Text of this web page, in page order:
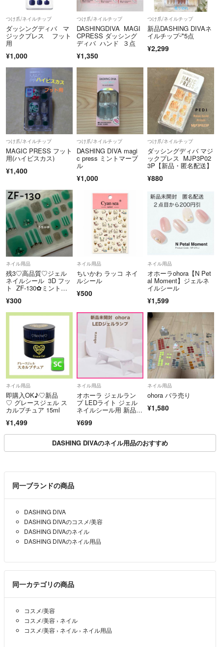
つけ爪/ネイルチップ
ダッシングディバ マ
ジックプレス フット
用
¥1,000
つけ爪/ネイルチップ
DASHINGDIVA MAGI
CPRESS ダッシング
ディバ ハンド ３点
¥1,350
つけ爪/ネイルチップ
新品DASHING DIVAネ
イルチップᵕ̈*5点
¥2,299
つけ爪/ネイルチップ
MAGIC PRESS フット
用(ハイビスカス)
¥1,400
つけ爪/ネイルチップ
DASHING DIVA magi
c press ミントマーブ
ル
¥1,000
つけ爪/ネイルチップ
ダッシングディバ マジ
ックプレス MJP3P02
3P【新品・匿名配送】
¥880
ネイル用品
残3♡高品質♡ジェル
ネイルシール 3D フッ
ト ZF-130✿︎ミントス
¥300
ネイル用品
ちいかわ ラッコ ネイ
ルシール
¥500
ネイル用品
オホーラohora【N Pet
al Moment】ジェルネ
イルシール
¥1,599
ネイル用品
即購入OK♪♡新品
♡ グレースジェル ス
カルプチュア 15ml
¥1,499
ネイル用品
オホーラ ジェルラン
プ LEDライト ジェル
ネイルシール用 新品未
¥699
ネイル用品
ohora バラ売り
¥1,580
DASHING DIVAのネイル用品のおすすめ
同一ブランドの商品
DASHING DIVA
DASHING DIVAのコスメ/美容
DASHING DIVAのネイル
DASHING DIVAのネイル用品
同一カテゴリの商品
コスメ/美容
コスメ/美容 › ネイル
コスメ/美容 › ネイル › ネイル用品